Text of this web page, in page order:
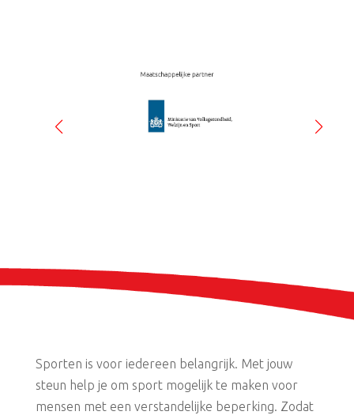
Sporten is voor iedereen belangrijk. Met jouw
steun help je om sport mogelijk te maken voor
mensen met een verstandelijke beperking. Zodat